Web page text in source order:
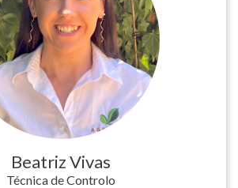
Beatriz Vivas
Técnica de Controlo